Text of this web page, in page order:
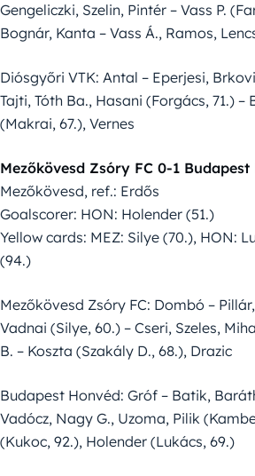
Gengeliczki, Szelin, Pintér – Vass P.
Bognár, Kanta – Vass Á., Ramos,
Diósgyőri VTK: Antal – Eperjesi,
Tajti, Tóth Ba., Hasani (Forgács, 71.) –
(Makrai, 67.), Vernes
Mezőkövesd Zsóry FC 0-1
Mezőkövesd, ref.: Erdős
Goalscorer: HON: Holender (51.)
Yellow cards: MEZ: Silye (70.), HON:
(94.)
Mezőkövesd Zsóry FC: Dombó –
Vadnai (Silye, 60.) – Cseri, Szeles,
B. – Koszta (Szakály D., 68.), Drazic
Budapest Honvéd: Gróf – Batik,
Vadócz, Nagy G., Uzoma, Pilik
(Kukoc, 92.), Holender (Lukács, 69.)